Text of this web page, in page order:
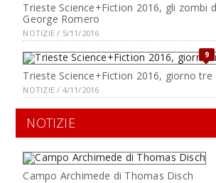
Trieste Science+Fiction 2016, gli zombi
George Romero
NOTIZIE / 5/11/2016
9
Trieste Science+Fiction 2016, giorno tre
NOTIZIE / 4/11/2016
NOTIZIE
Campo Archimede di Thomas Disch